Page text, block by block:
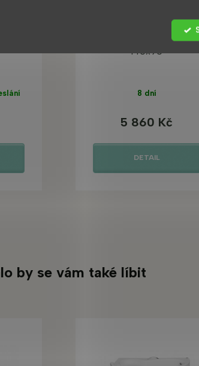
Ada akrylátová vana
140x90
8 dní
5 860 Kč
DETAIL
by se vám také líbit